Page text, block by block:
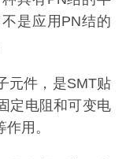
是应用PN结的
元件，是SMT贴
定电阻和可变电
用。